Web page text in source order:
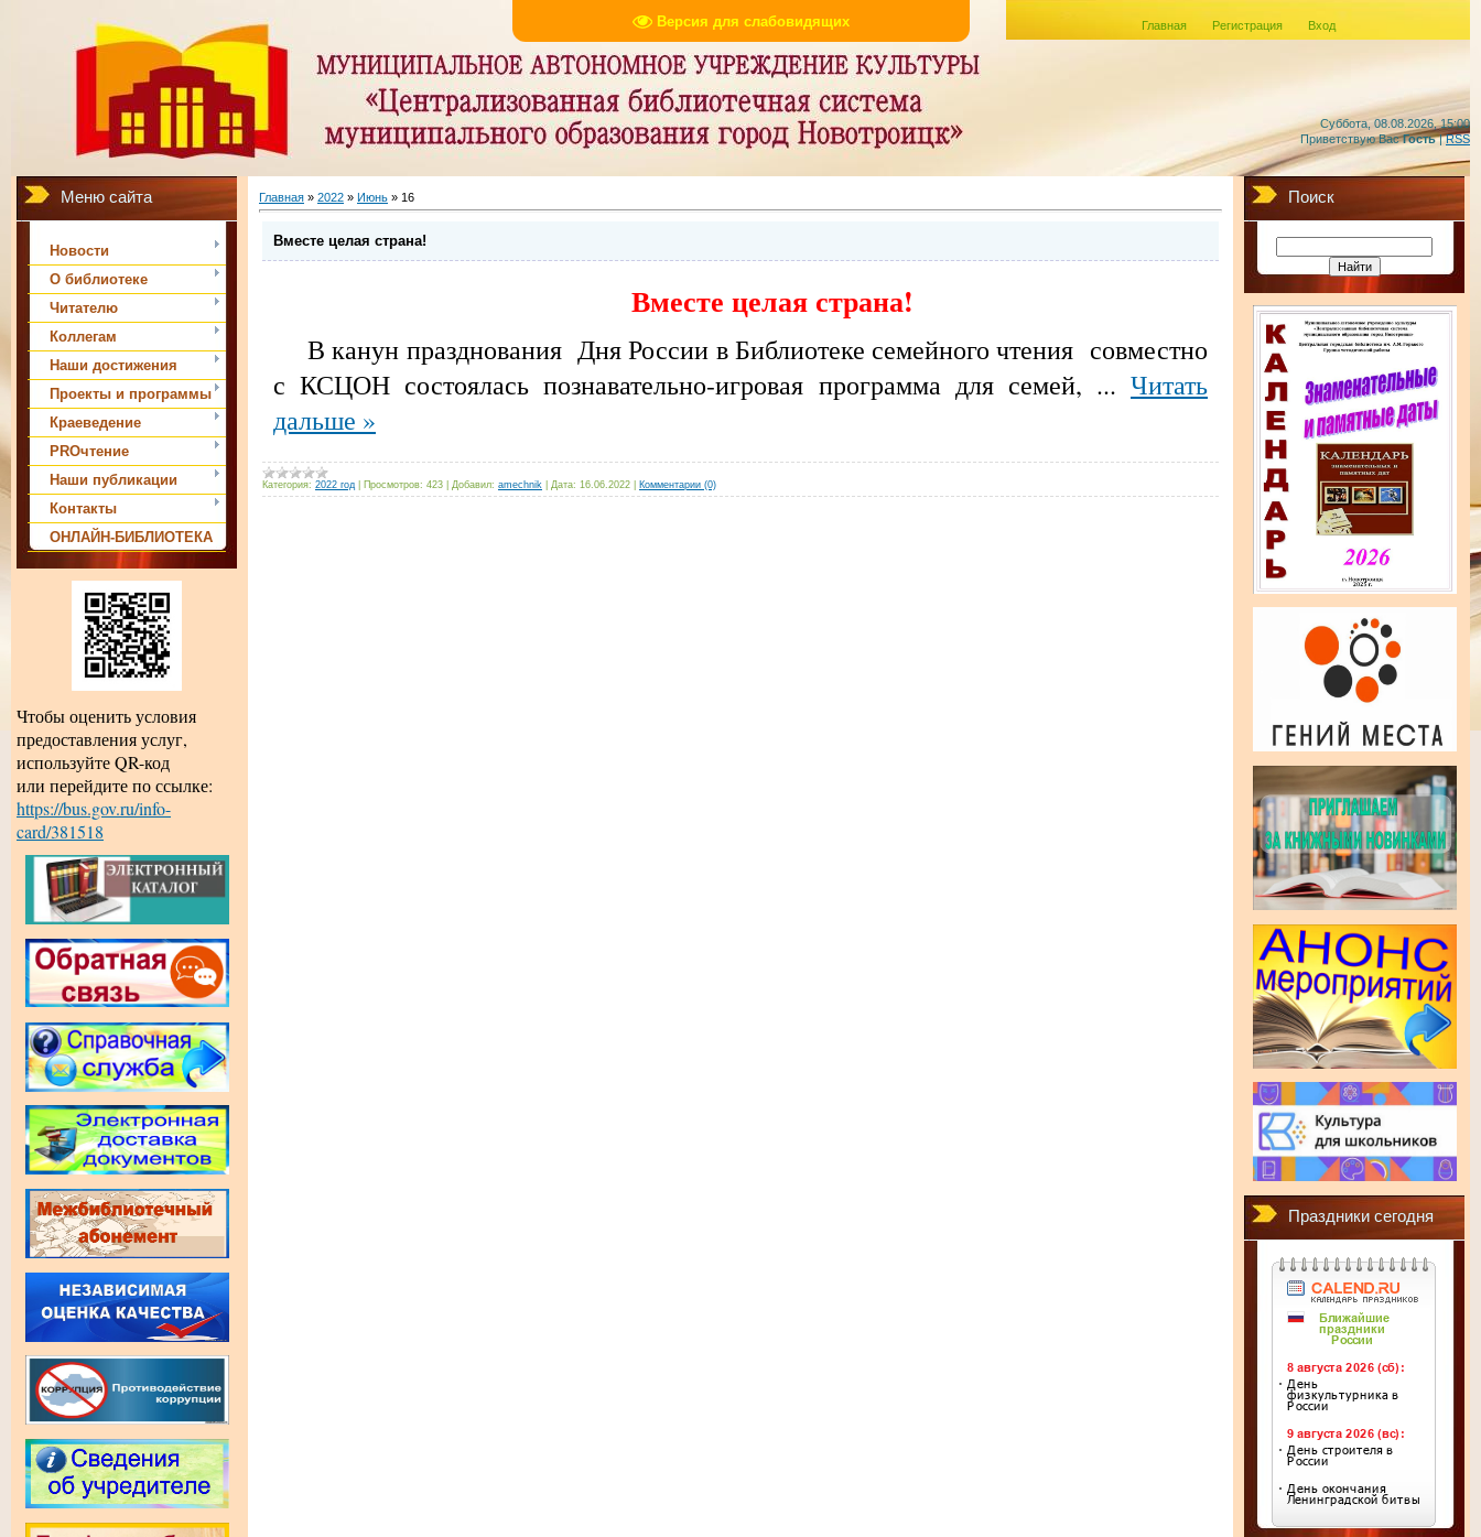
Версия для слабовидящих
Суббота, 08.08.2026, 15:00
Приветствую Вас Гость|RSS
Главная Регистрация Вход
Меню сайта
Новости
О библиотеке
Читателю
Коллегам
Наши достижения
Проекты и программы
Краеведение
PROчтение
Наши публикации
Контакты
ОНЛАЙН-БИБЛИОТЕКА
Чтобы оценить условия
предоставления услуг,
используйте QR-код
или перейдите по ссылке:
https://bus.gov.ru/info-
card/381518
Главная » 2022 » Июнь » 16
Вместе целая страна!
Вместе целая страна!
В канун празднования Дня России в Библиотеке семейного чтения совместно
с КСЦОН состоялась познавательно-игровая программа для семей, ... Читать
дальше »
Категория: 2022 год Просмотров: 423 Добавил: amechnik Дата: 16.06.2022 Комментарии (0)
Поиск
Праздники сегодня